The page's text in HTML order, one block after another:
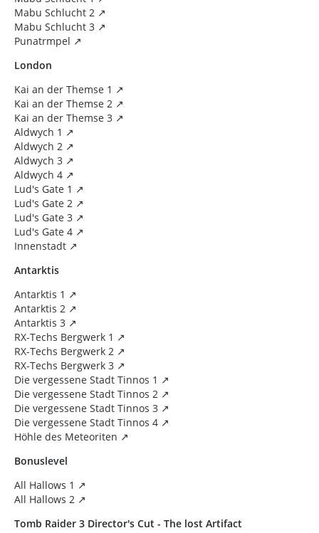
Mabu Schlucht 2
Mabu Schlucht 3
Punatrmpel
London
Kai an der Themse 1
Kai an der Themse 2
Kai an der Themse 3
Aldwych 1
Aldwych 2
Aldwych 3
Aldwych 4
Lud's Gate 1
Lud's Gate 2
Lud's Gate 3
Lud's Gate 4
Innenstadt
Antarktis
Antarktis 1
Antarktis 2
Antarktis 3
RX-Techs Bergwerk 1
RX-Techs Bergwerk 2
RX-Techs Bergwerk 3
Die vergessene Stadt Tinnos 1
Die vergessene Stadt Tinnos 2
Die vergessene Stadt Tinnos 3
Die vergessene Stadt Tinnos 4
Höhle des Meteoriten
Bonuslevel
All Hallows 1
All Hallows 2
Tomb Raider 3 Director's Cut - The lost Artifact